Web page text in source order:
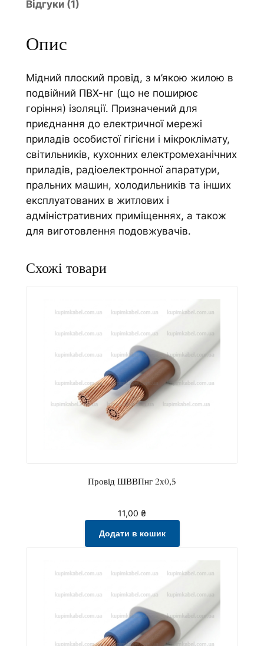
В
П
н
3
х
1
,
5
к
і
л
ь
к
і
т
t
v
e
Відгуки (1)
Опис
Мідний плоский провід, з м’якою жилою в
подвійний ПВХ-нг (що не поширює
горіння) ізоляції. Призначений для
приєднання до електричної мережі
приладів особистої гігієни і мікроклімату,
світильників, кухонних електромеханічних
приладів, радіоелектронної апаратури,
пральних машин, холодильників та інших
експлуатованих в житлових і
адміністративних приміщеннях, а також
для виготовлення подовжувачів.
Провід ШВВПнг 2х0,5
11,00 ₴
Додати в кошик